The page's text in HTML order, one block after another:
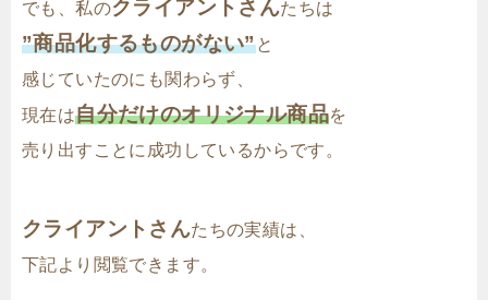
でも、私のクライアントさんたちは
”商品化するものがない”と
感じていたのにも関わらず、
現在は自分だけのオリジナル商品を
売り出すことに成功しているからです。
クライアントさんたちの実績は、
下記より閲覧できます。